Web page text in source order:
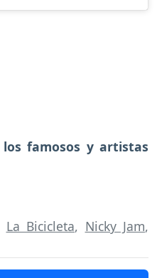
famosos y artistas
La Bicicleta, Nicky Jam,